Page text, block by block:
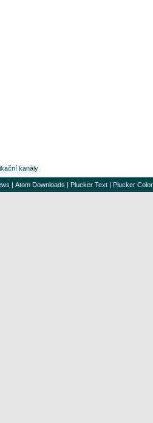
kanály
| Atom Downloads | Plucker Text | Plucker Color